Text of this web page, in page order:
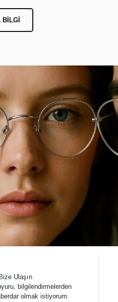
BILGI
Ulaşın
bilgilendirmelerden
olmak istiyorum.